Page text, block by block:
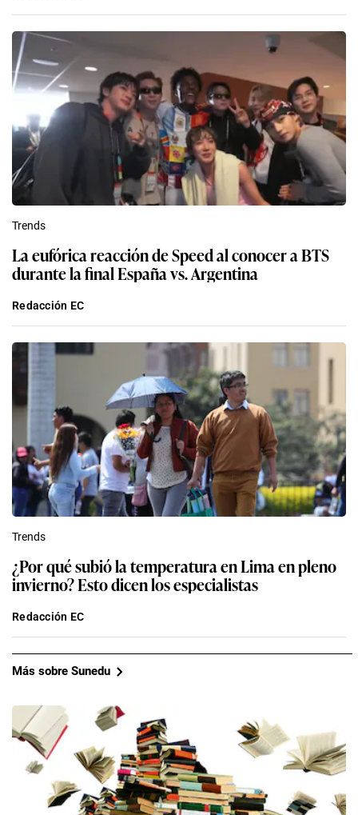
Trends
La eufórica reacción de Speed al conocer a BTS
durante la final España vs. Argentina
Redacción EC
Trends
¿Por qué subió la temperatura en Lima en pleno
invierno? Esto dicen los especialistas
Redacción EC
Más sobre Sunedu